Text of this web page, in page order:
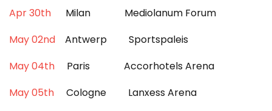
Apr 30th Milan Mediolanum Forum
May 02nd Antwerp Sportspaleis
May 04th Paris Accorhotels Arena
May 05th Cologne Lanxess Arena